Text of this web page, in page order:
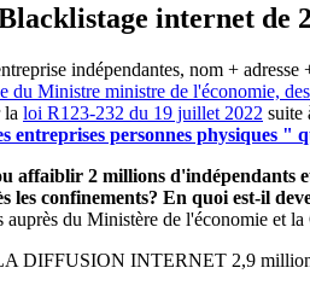
internet de
indépendantes, nom +
du Ministre ministre de l'économie,
la loi R123-232 du 19 juillet 2022 suite
entreprises personnes physiques
affaiblir 2 millions d'indépendants
les confinements? En quoi est-il
auprès du Ministère de l'économie et
DIFFUSION INTERNET 2,9